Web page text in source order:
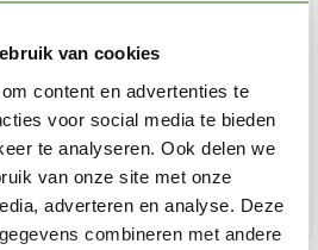
van cookies
content en advertenties te
voor social media te bieden
te analyseren. Ook delen we
van onze site met onze
adverteren en analyse. Deze
combineren met andere
- 8x - 26003
€3,48